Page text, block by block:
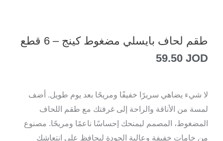
طقم لحاف بايسلي مضغوط كينج – 6 قطع
59.50 JOD
لا شيء يضاهي سريرًا خفيفًا ومريحًا بعد يوم طويل. أضف
لمسة من الأناقة والراحة إلى غرفتك مع طقم اللحاف
المضغوط، المصمم ليمنحك إحساسًا ناعمًا ومريحًا. مصنوع
من خامات خفيفة وعالية الجودة ليحافظ على انتعاشك